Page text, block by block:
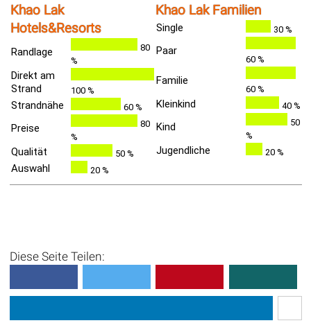
Khao Lak
Hotels&Resorts
Randlage
80
%
Direkt am
Strand
100 %
Strandnähe 60 %
Preise
80
%
Qualität 50 %
Auswahl 20 %
Khao Lak Familien
Single 30 %
Paar
60 %
Familie
60 %
Kleinkind 40 %
Kind
50
%
Jugendliche 20 %
Diese Seite Teilen: